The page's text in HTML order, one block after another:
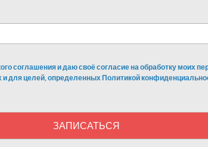
соглашения и даю своё согласие на обработку моих
для целей, определенных Политикой
ЗАПИСАТЬСЯ